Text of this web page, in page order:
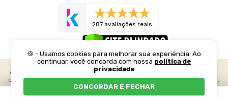
287 avaliações reais
©2026 Lucas Home. Todos os direitos reservados. Preços e condições
de pagamento exclusivos para compras realizadas através do web site.
Os estoques são limitados e os valores podem sofrer alterações sem
prévio aviso. Em caso de divergência, o preço válido é o do carrinho. As
🍪 - Usamos cookies para melhorar sua experiência. Ao
continuar, você concorda com nossa política de
privacidade
CONCORDAR E FECHAR